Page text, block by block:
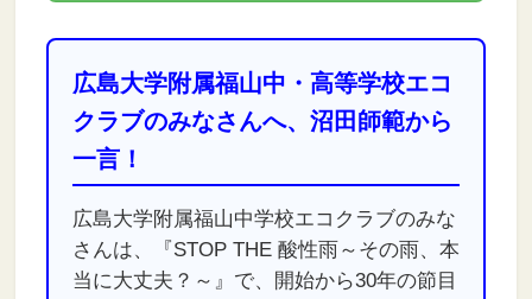
広島大学附属福山中・高等学校エコ
クラブのみなさんへ、沼田師範から
一言！
広島大学附属福山中学校エコクラブのみな
さんは、『STOP THE 酸性雨～その雨、本
当に大丈夫？～』で、開始から30年の節目